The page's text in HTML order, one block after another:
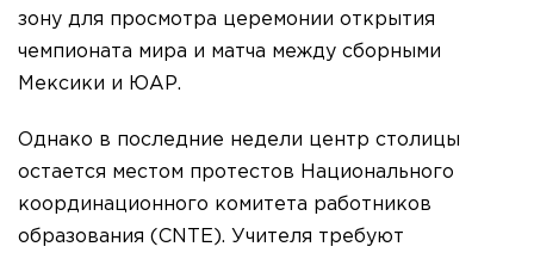
зону для просмотра церемонии открытия
чемпионата мира и матча между сборными
Мексики и ЮАР.
Однако в последние недели центр столицы
остается местом протестов Национального
координационного комитета работников
образования (CNTE). Учителя требуют